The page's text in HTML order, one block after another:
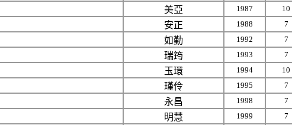
美亞 1987 10
安正 1988 7
如勤 1992 7
瑞筠 1993 7
玉環 1994 10
瑾伶 1995 7
永昌 1998 7
明慧 1999 7